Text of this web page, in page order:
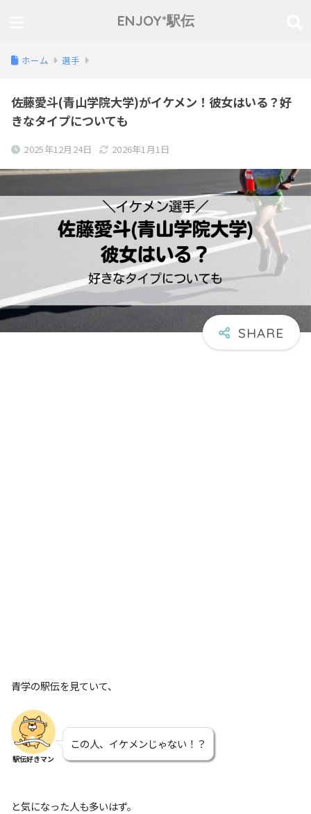
ENJOY*駅伝
ホーム 選手
佐藤愛斗(青山学院大学)がイケメン！彼女はいる？好
きなタイプについても
2025年12月24日 2026年1月1日
青学の駅伝を見ていて、
駅伝好きマン
この人、イケメンじゃない！？
と気になった人も多いはず。